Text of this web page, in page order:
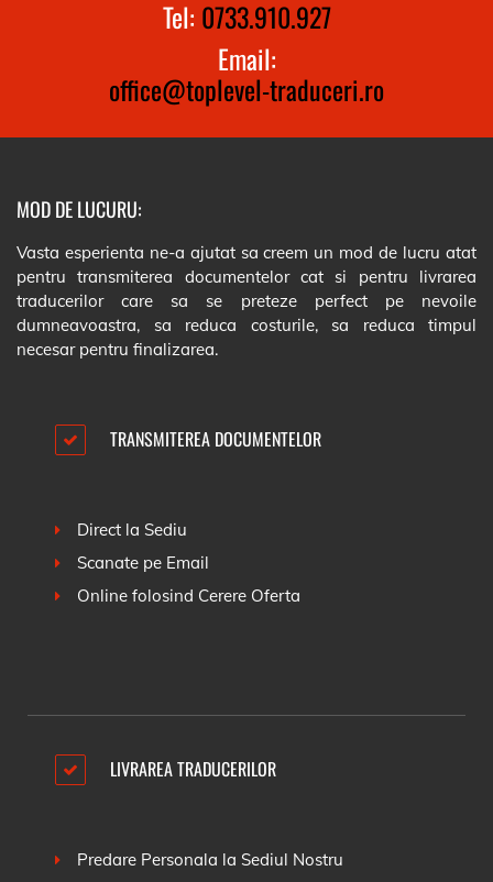
Tel: 0733.910.927
Email:
office@toplevel-traduceri.ro
MOD DE LUCURU:
Vasta esperienta ne-a ajutat sa creem un mod de lucru atat
pentru transmiterea documentelor cat si pentru livrarea
traducerilor care sa se preteze perfect pe nevoile
dumneavoastra, sa reduca costurile, sa reduca timpul
necesar pentru finalizarea.
TRANSMITEREA DOCUMENTELOR
Direct la Sediu
Scanate pe Email
Online folosind Cerere Oferta
LIVRAREA TRADUCERILOR
Predare Personala la Sediul Nostru